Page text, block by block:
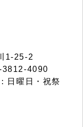
1-25-2
4090
日曜日・祝祭